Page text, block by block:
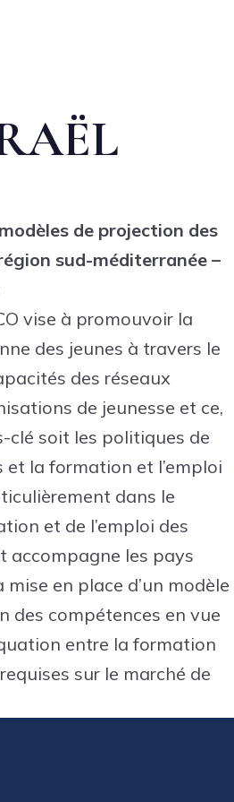
de projection des
sud-méditerranée –
vise à promouvoir la
des jeunes à travers le
des réseaux
de jeunesse et ce,
clé soit les politiques de
et la formation et l’emploi
dans le
et de l’emploi des
accompagne les pays
en place d’un modèle
des compétences en vue
entre la formation
sur le marché de